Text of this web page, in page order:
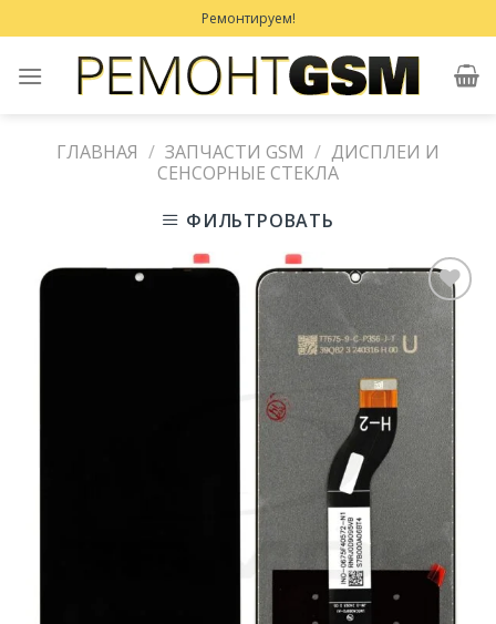
to
content
Ремонтируем!
ГЛАВНАЯ / ЗАПЧАСТИ GSM / ДИСПЛЕИ И
СЕНСОРНЫЕ СТЕКЛА
ФИЛЬТРОВАТЬ
Добавить
Избранное